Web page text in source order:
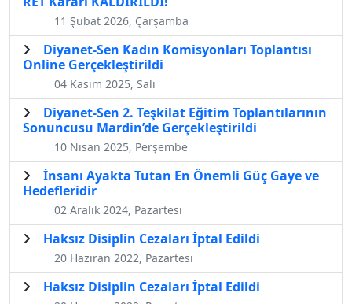
11 Şubat 2026, Çarşamba
Diyanet-Sen Kadın Komisyonları Toplantısı
Online Gerçekleştirildi
04 Kasım 2025, Salı
Diyanet-Sen 2. Teşkilat Eğitim Toplantılarının
Sonuncusu Mardin’de Gerçekleştirildi
10 Nisan 2025, Perşembe
İnsanı Ayakta Tutan En Önemli Güç Gaye ve
Hedefleridir
02 Aralık 2024, Pazartesi
Haksız Disiplin Cezaları İptal Edildi
20 Haziran 2022, Pazartesi
Haksız Disiplin Cezaları İptal Edildi